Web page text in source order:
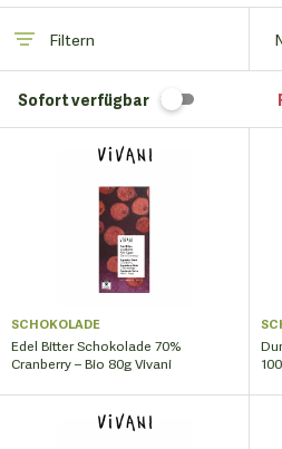
Filtern
Sofort verfügbar
SCHOKOLADE
Edel Bitter Schokolade 70%
Cranberry – Bio 80g Vivani